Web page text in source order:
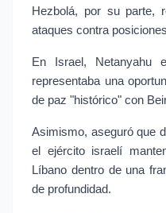
Hezbolá, por su parte,
ataques contra
En Israel, Netanyahu
representaba una
de paz "histórico" con
Asimismo, aseguró que
el ejército israelí
Líbano dentro de una
de profundidad.